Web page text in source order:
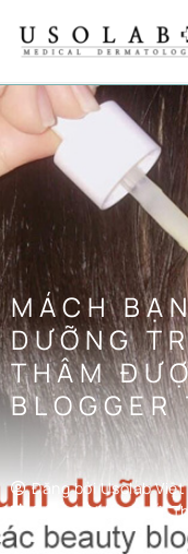
MÁCH
DƯỠNG
THÂM
Đăng bởi Usolab
Cập nhật lần cuối: